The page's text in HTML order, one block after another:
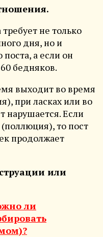
не только
дня, но и
а если он
бедняков.
выходит во время
при ласках или во
нарушается. Если
то пост
продолжает
или
ли